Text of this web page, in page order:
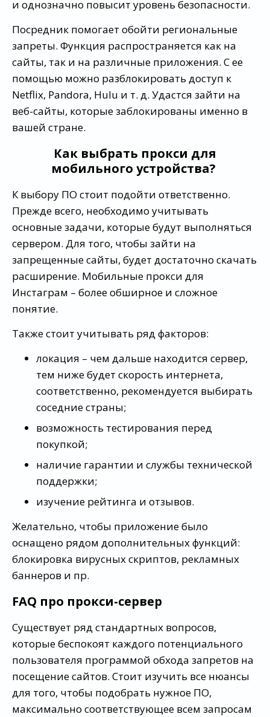
и однозначно повысит уровень безопасности.
Посредник помогает обойти региональные
запреты. Функция распространяется как на
сайты, так и на различные приложения. С ее
помощью можно разблокировать доступ к
Netflix, Pandora, Hulu и т. д. Удастся зайти на
веб-сайты, которые заблокированы именно в
вашей стране.
Как выбрать прокси для
мобильного устройства?
К выбору ПО стоит подойти ответственно.
Прежде всего, необходимо учитывать
основные задачи, которые будут выполняться
сервером. Для того, чтобы зайти на
запрещенные сайты, будет достаточно скачать
расширение. Мобильные прокси для
Инстаграм – более обширное и сложное
понятие.
Также стоит учитывать ряд факторов:
локация – чем дальше находится сервер,
тем ниже будет скорость интернета,
соответственно, рекомендуется выбирать
соседние страны;
возможность тестирования перед
покупкой;
наличие гарантии и службы технической
поддержки;
изучение рейтинга и отзывов.
Желательно, чтобы приложение было
оснащено рядом дополнительных функций:
блокировка вирусных скриптов, рекламных
баннеров и пр.
FAQ про прокси-сервер
Существует ряд стандартных вопросов,
которые беспокоят каждого потенциального
пользователя программой обхода запретов на
посещение сайтов. Стоит изучить все нюансы
для того, чтобы подобрать нужное ПО,
максимально соответствующее всем запросам